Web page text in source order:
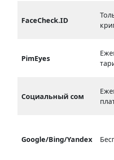
FaceCheck.ID
PimEyes
Социальный сом
Google/Bing/Yandex